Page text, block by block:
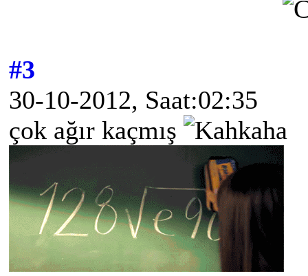
#3
30-10-2012, Saat:02:35
çok ağır kaçmış